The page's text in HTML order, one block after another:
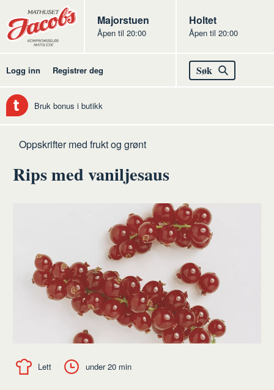
Butikker
Jacobs
Majorstuen
Åpen til 20:00
Jacobs
Holtet
Åpen til 20:00
Logg inn Registrer deg Søk
Bruk bonus i butikk
Hjem
Frukt
grønt
Oppskrifter med frukt og grønt
Rips med vaniljesaus
Lett under 20 min